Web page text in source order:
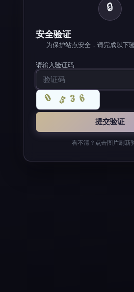
🔒
安全验证
为保护站点安全，请完成以下
请输入验证码
看不清？点击图片刷新